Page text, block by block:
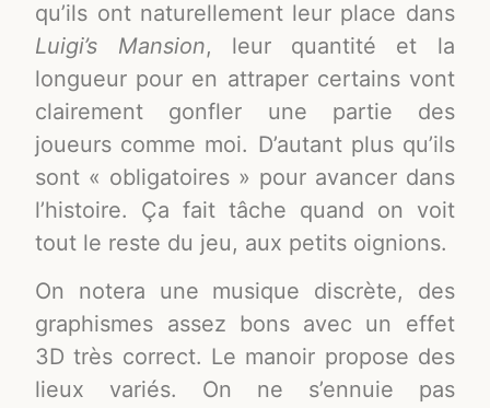
qu’ils ont naturellement leur place dans
Luigi’s Mansion, leur quantité et la
longueur pour en attraper certains vont
clairement gonfler une partie des
joueurs comme moi. D’autant plus qu’ils
sont « obligatoires » pour avancer dans
l’histoire. Ça fait tâche quand on voit
tout le reste du jeu, aux petits oignions.
On notera une musique discrète, des
graphismes assez bons avec un effet
3D très correct. Le manoir propose des
lieux variés. On ne s’ennuie pas